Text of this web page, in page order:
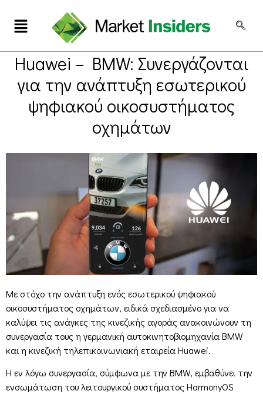
Huawei – BMW: Συνεργάζονται
για την ανάπτυξη εσωτερικού
ψηφιακού οικοσυστήματος
οχημάτων
Με στόχο την ανάπτυξη ενός εσωτερικού ψηφιακού
οικοσυστήματος οχημάτων, ειδικά σχεδιασμένο για να
καλύψει τις ανάγκες της κινεζικής αγοράς ανακοινώνουν τη
συνεργασία τους η γερμανική αυτοκινητοβιομηχανία BMW
και η κινεζική τηλεπικοινωνιακή εταιρεία Huawei.
Η εν λόγω συνεργασία, σύμφωνα με την BMW, εμβαθύνει την
ενσωμάτωση του λειτουργικού συστήματος HarmonyOS